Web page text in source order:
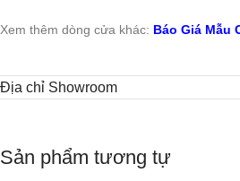
Xem thêm dòng cửa khác: Báo Giá Mẫu
Địa chỉ Showroom
Sản phẩm tương tự